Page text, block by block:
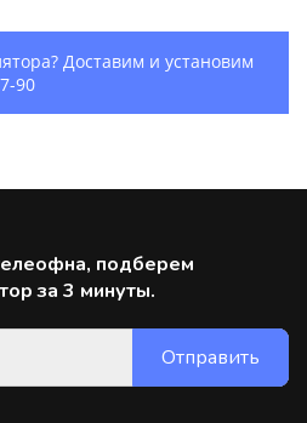
Доставим и установим
90
подберем
за 3 минуты.